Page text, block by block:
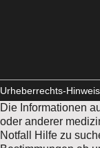
Urheberrechts-
Die Informationen
oder anderer
Notfall Hilfe zu